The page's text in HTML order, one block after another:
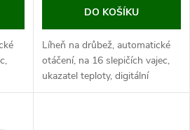
DO KOŠÍKU
Líheň na drůbež, automatické
otáčení, na 16 slepičích vajec,
ukazatel teploty, digitální
regulace teploty 30-40°C,